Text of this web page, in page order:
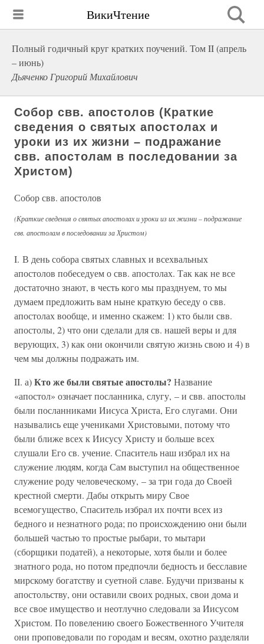
ВикиЧтение
Полный годичный круг кратких поучений. Том II (апрель
– июнь)
Дьяченко Григорий Михайлович
Собор свв. апостолов (Краткие
сведения о святых апостолах и
уроки из их жизни – подражание
свв. апостолам в последовании за
Христом)
Собор свв. апостолов
(Краткие сведения о святых апостолах и уроки из их жизни – подражание
свв. апостолам в последовании за Христом)
I. В день собора святых славных и всехвальных
апостолов побеседуем о свв. апостолах. Так как не все
достаточно знают, в честь кого мы празднуем, то мы
думаем предложить вам ныне краткую беседу о свв.
апостолах вообще, и именно скажем: 1) кто были свв.
апостолы, 2) что они сделали для св. нашей веры и для
верующих, 3) как они окончили святую жизнь свою и 4) в
чем мы должны подражать им.
II. а)Кто же были святые апостолы? Название
«апостол» означает посланника, слугу, – и свв. апостолы
были посланниками Иисуса Христа, Его слугами. Они
назывались еще учениками Христовыми, потому что
были ближе всех к Иисусу Христу и больше всех
слушали Его св. учение. Спаситель наш избрал их на
служение людям, когда Сам выступил на общественное
служение роду человеческому, – за три года до Своей
крестной смерти. Дабы открыть миру Свое
всемогущество, Спаситель избрал их почти всех из
бедного и незнатного рода; по происхождению они были
большей частью то простые рыбари, то мытари
(сборщики податей), а некоторые, хотя были и более
знатного рода, но потом предпочли бедность и бесславие
мирскому богатству и суетной славе. Будучи призваны к
апостольству, они оставили своих родных, свои дома и
все свое имущество и неотлучно следовали за Иисусом
Христом. По повелению своего Божественного Учителя
они проповедовали по городам и весям, охотно разделяли